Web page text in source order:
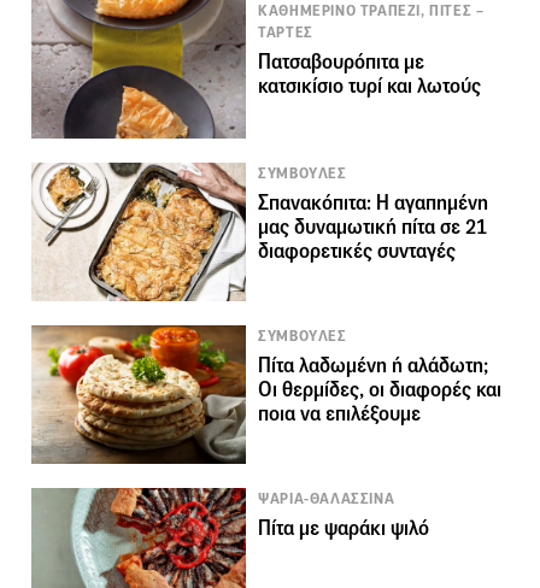
ΚΑΘΗΜΕΡΙΝΟ ΤΡΑΠΕΖΙ, ΠΙΤΕΣ –
ΤΑΡΤΕΣ
Πατσαβουρόπιτα με
κατσικίσιο τυρί και λωτούς
ΣΥΜΒΟΥΛΕΣ
Σπανακόπιτα: Η αγαπημένη
μας δυναμωτική πίτα σε 21
διαφορετικές συνταγές
ΣΥΜΒΟΥΛΕΣ
Πίτα λαδωμένη ή αλάδωτη;
Οι θερμίδες, οι διαφορές και
ποια να επιλέξουμε
ΨΑΡΙΑ-ΘΑΛΑΣΣΙΝΑ
Πίτα με ψαράκι ψιλό